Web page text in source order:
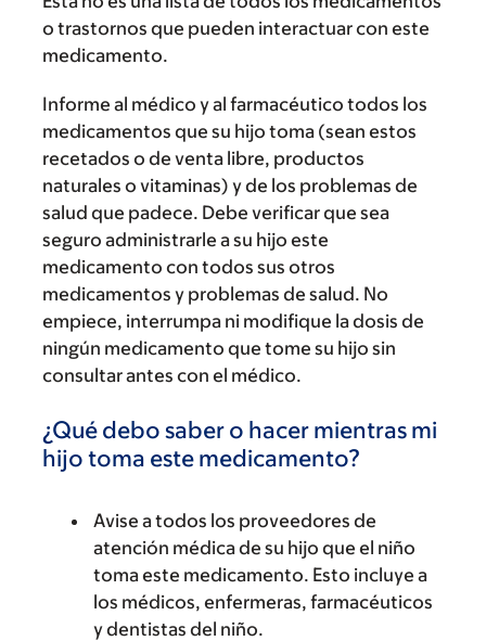
o trastornos que pueden interactuar con este
medicamento.
Informe al médico y al farmacéutico todos los
medicamentos que su hijo toma (sean estos
recetados o de venta libre, productos
naturales o vitaminas) y de los problemas de
salud que padece. Debe verificar que sea
seguro administrarle a su hijo este
medicamento con todos sus otros
medicamentos y problemas de salud. No
empiece, interrumpa ni modifique la dosis de
ningún medicamento que tome su hijo sin
consultar antes con el médico.
¿Qué debo saber o hacer mientras mi
hijo toma este medicamento?
Avise a todos los proveedores de
atención médica de su hijo que el niño
toma este medicamento. Esto incluye a
los médicos, enfermeras, farmacéuticos
y dentistas del niño.